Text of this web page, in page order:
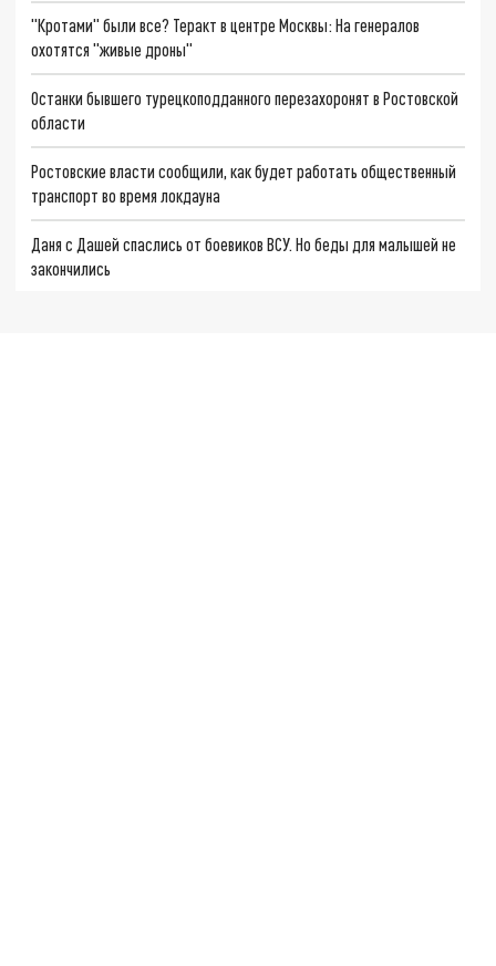
"Кротами" были все? Теракт в центре Москвы: На генералов
охотятся "живые дроны"
Останки бывшего турецкоподданного перезахоронят в Ростовской
области
Ростовские власти сообщили, как будет работать общественный
транспорт во время локдауна
Даня с Дашей спаслись от боевиков ВСУ. Но беды для малышей не
закончились